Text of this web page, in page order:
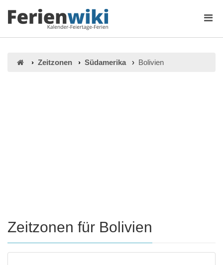
Zeitzonen Südamerika Bolivien
Zeitzonen für Bolivien